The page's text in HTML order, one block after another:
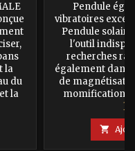
la
du
la
une
Pendule
vibratoires
Pendule
l'outil
recherches
également dans
de
momification,
distance
connaît la
